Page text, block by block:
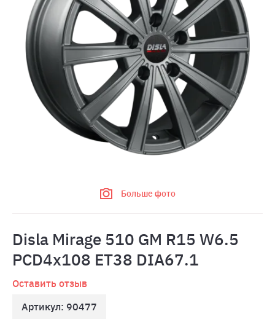
Больше фото
Disla Mirage 510 GM R15 W6.5
PCD4x108 ET38 DIA67.1
Оставить отзыв
Артикул: 90477